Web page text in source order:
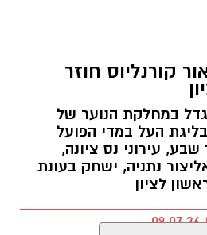
קורנליוס חוזר
בן ה־29, שגדל במחלקת הנוער של
בליגת העל במדי הפועל
עירוני נס ציונה,
נתניה, ישחק בעונת